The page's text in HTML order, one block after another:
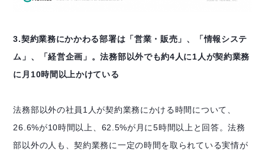
3.契約業務にかかわる部署は「営業・販売」、「情報システ
ム」、「経営企画」。法務部以外でも約4人に1人が契約業務
に月10時間以上かけている
法務部以外の社員1人が契約業務にかける時間について、
26.6%が10時間以上、 62.5%が月に5時間以上と回答。法務
部以外の人も、契約業務に一定の時間を取られている実情が